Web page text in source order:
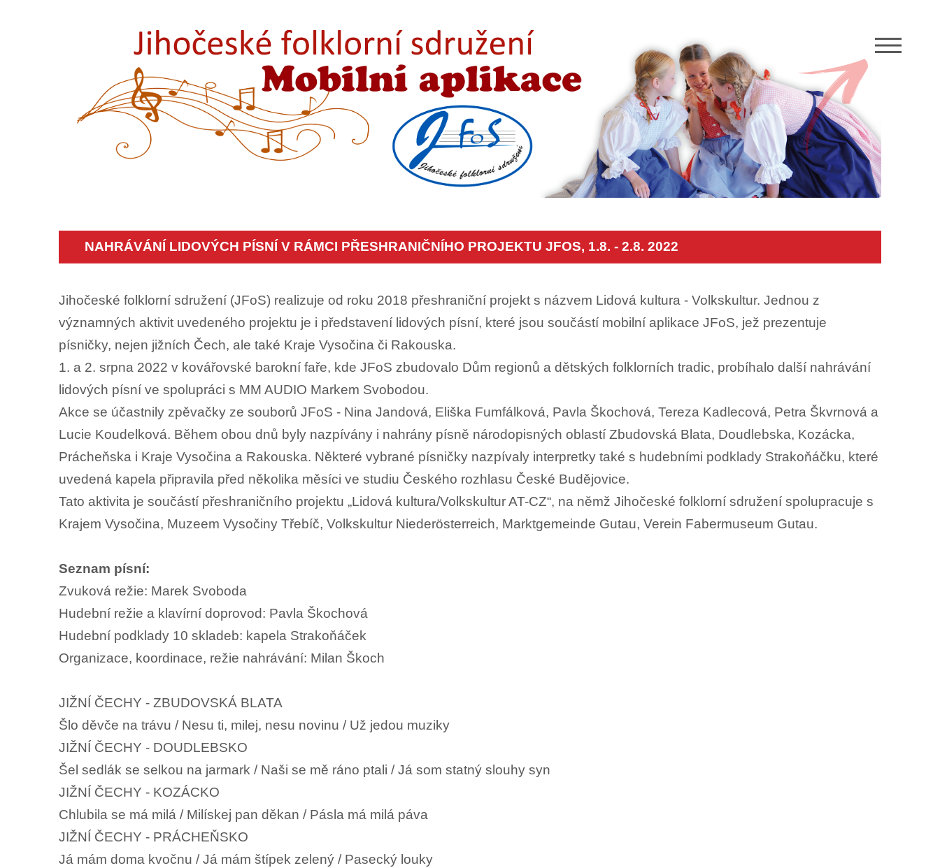
NAHRÁVÁNÍ LIDOVÝCH PÍSNÍ V RÁMCI PŘESHRANIČNÍHO PROJEKTU JFOS, 1.8. - 2.8. 2022
Jihočeské folklorní sdružení (JFoS) realizuje od roku 2018 přeshraniční projekt s názvem Lidová kultura - Volkskultur. Jednou z
významných aktivit uvedeného projektu je i představení lidových písní, které jsou součástí mobilní aplikace JFoS, jež prezentuje
písničky, nejen jižních Čech, ale také Kraje Vysočina či Rakouska.
1. a 2. srpna 2022 v kovářovské barokní faře, kde JFoS zbudovalo Dům regionů a dětských folklorních tradic, probíhalo další nahrávání
lidových písní ve spolupráci s MM AUDIO Markem Svobodou.
Akce se účastnily zpěvačky ze souborů JFoS - Nina Jandová, Eliška Fumfálková, Pavla Škochová, Tereza Kadlecová, Petra Škvrnová a
Lucie Koudelková. Během obou dnů byly nazpívány i nahrány písně národopisných oblastí Zbudovská Blata, Doudlebska, Kozácka,
Prácheňska i Kraje Vysočina a Rakouska. Některé vybrané písničky nazpívaly interpretky také s hudebními podklady Strakoňáčku, které
uvedená kapela připravila před několika měsíci ve studiu Českého rozhlasu České Budějovice.
Tato aktivita je součástí přeshraničního projektu „Lidová kultura/Volkskultur AT-CZ“, na němž Jihočeské folklorní sdružení spolupracuje s
Krajem Vysočina, Muzeem Vysočiny Třebíč, Volkskultur Niederösterreich, Marktgemeinde Gutau, Verein Fabermuseum Gutau.
Seznam písní:
Zvuková režie: Marek Svoboda
Hudební režie a klavírní doprovod: Pavla Škochová
Hudební podklady 10 skladeb: kapela Strakoňáček
Organizace, koordinace, režie nahrávání: Milan Škoch
JIŽNÍ ČECHY - ZBUDOVSKÁ BLATA
Šlo děvče na trávu / Nesu ti, milej, nesu novinu / Už jedou muziky
JIŽNÍ ČECHY - DOUDLEBSKO
Šel sedlák se selkou na jarmark / Naši se mě ráno ptali / Já som statný slouhy syn
JIŽNÍ ČECHY - KOZÁCKO
Chlubila se má milá / Milískej pan děkan / Pásla má milá páva
JIŽNÍ ČECHY - PRÁCHEŇSKO
Já mám doma kvočnu / Já mám štípek zelený / Pasecký louky